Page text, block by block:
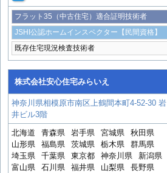
フラット35（中古住宅）適合証明技術者
JSHI公認ホームインスペクター【民間資格】
既存住宅現況検査技術者
株式会社安心住宅みらいえ
神奈川県相模原市南区上鶴間本町4-52-30 岩
井ビル3階
北海道 青森県 岩手県 宮城県
秋田県
山形県
福島県 茨城県 栃木県
群馬県
埼玉県
千葉県 東京都 神奈川県
新潟県
富山県
石川県 福井県 山梨県
長野県